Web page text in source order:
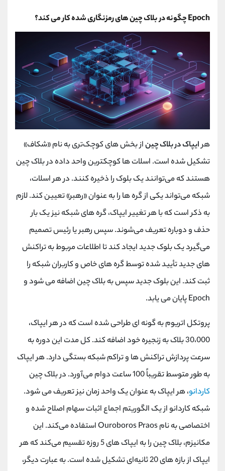
Epoch چگونه در بلاک چین‌ های رمزنگاری‌ شده کار می‌ کند؟
هرایپاک در بلاک چیناز بخش ‌های کوچک‌تری به نام «شکاف»
تشکیل شده است. اسلات‌ ها کوچکترین واحد داده در بلاک چین
هستند که می‌توانند یک بلوک را ذخیره کنند. در هر اسلات،
شبکه می‌تواند یکی از گره ‌ها را به عنوان «رهبر» تعیین کند. لازم
به ذکر است که با هر تغییر ایپاک، گره‌ های شبکه نیز یک بار
حذف و دوباره تعریف می‌شوند. سپس رهبر یا رئیس تصمیم
می‌گیرد یک بلوک جدید ایجاد کند تا اطلاعات مربوط به تراکنش
‌های جدید تأیید شده توسط گره ‌های خاص و کاربران شبکه را
ثبت کند. این بلوک جدید سپس به بلاک چین اضافه می ‌شود و
Epoch پایان می ‌یابد.
پروتکل اتریوم به گونه ‌ای طراحی شده است که در هر ایپاک،
30،000 بلاک به زنجیره خود اضافه کند. کل مدت این دوره به
سرعت پردازش تراکنش ‌ها و تراکم شبکه بستگی دارد. هر ایپاک
به طور متوسط تقریباً 100 ساعت دوام می‌آورد. در بلاک چین
کاردانو، هر ایپاک به عنوان یک واحد زمان نیز تعریف می ‌شود.
شبکه کاردانو از یک الگوریتم اجماع اثبات سهام اصلاح‌ شده و
اختصاصی به نام Ouroboros Praos استفاده می‌کند. این
مکانیزم، بلاک چین را به ایپاک های 5 روزه تقسیم می‌کند که هر
ایپاک از بازه‌ های 20 ثانیه‌ای تشکیل شده است. به عبارت دیگر،